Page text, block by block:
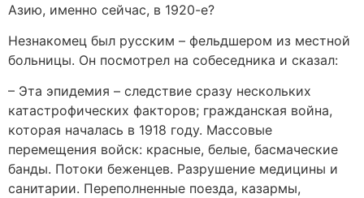
Азию, именно сейчас, в 1920-е?
Незнакомец был русским – фельдшером из местной
больницы. Он посмотрел на собеседника и сказал:
– Эта эпидемия – следствие сразу нескольких
катастрофических факторов; гражданская война,
которая началась в 1918 году. Массовые
перемещения войск: красные, белые, басмаческие
банды. Потоки беженцев. Разрушение медицины и
санитарии. Переполненные поезда, казармы,